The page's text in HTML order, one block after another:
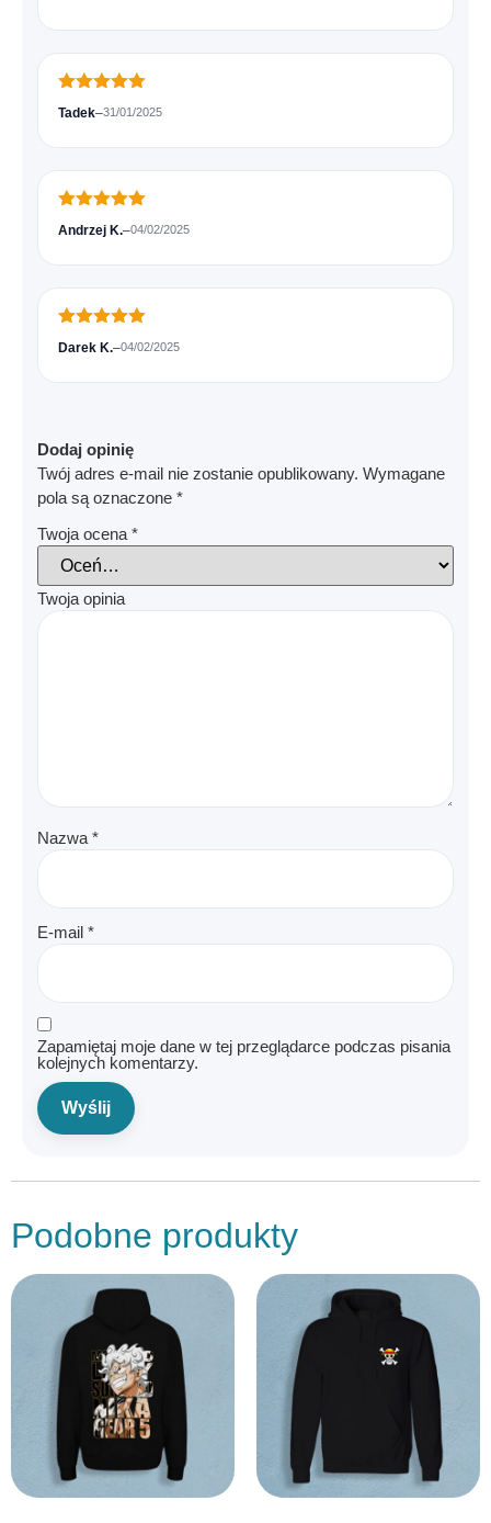
Oceniono 5
na 5
Tadek–31/01/2025
Oceniono5
na 5
Andrzej K.–04/02/2025
Oceniono 5
na 5
Darek K.–04/02/2025
Dodaj opinię
Twój adres e-mail nie zostanie opublikowany. Wymagane
pola są oznaczone *
Twoja ocena *
Twoja opinia
Nazwa *
E-mail *
Zapamiętaj moje dane w tej przeglądarce podczas pisania
kolejnych komentarzy.
Podobne produkty